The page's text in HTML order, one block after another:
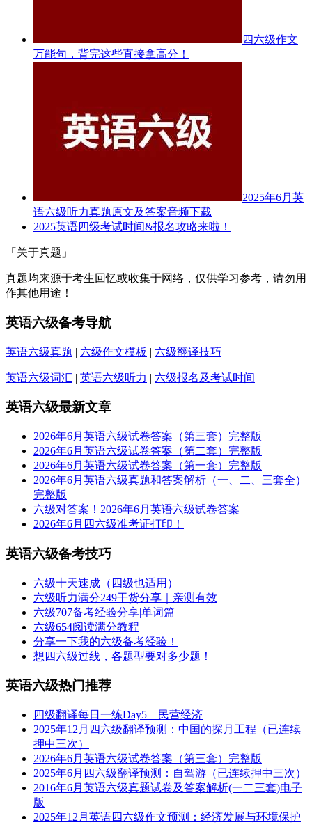
四六级作文
万能句，背完这些直接拿高分！
2025年6月英
语六级听力真题原文及答案音频下载
2025英语四级考试时间&报名攻略来啦！
「关于真题」
真题均来源于考生回忆或收集于网络，仅供学习参考，请勿用
作其他用途！
英语六级备考导航
英语六级真题 | 六级作文模板 | 六级翻译技巧
英语六级词汇 | 英语六级听力 | 六级报名及考试时间
英语六级最新文章
2026年6月英语六级试卷答案（第三套）完整版
2026年6月英语六级试卷答案（第二套）完整版
2026年6月英语六级试卷答案（第一套）完整版
2026年6月英语六级真题和答案解析（一、二、三套全）
完整版
六级对答案！2026年6月英语六级试卷答案
2026年6月四六级准考证打印！
英语六级备考技巧
六级十天速成（四级也适用）
六级听力满分249干货分享｜亲测有效
六级707备考经验分享|单词篇
六级654阅读满分教程
分享一下我的六级备考经验！
想四六级过线，各题型要对多少题！
英语六级热门推荐
四级翻译每日一练Day5—民营经济
2025年12月四六级翻译预测：中国的探月工程（已连续
押中三次）
2026年6月英语六级试卷答案（第三套）完整版
2025年6月四六级翻译预测：自驾游（已连续押中三次）
2016年6月英语六级真题试卷及答案解析(一二三套)电子
版
2025年12月英语四六级作文预测：经济发展与环境保护